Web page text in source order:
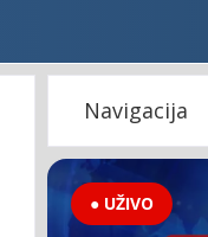
Navigacija
● UŽIVO